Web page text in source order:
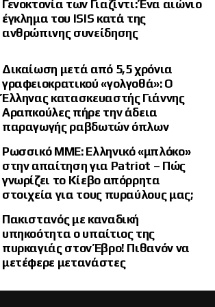
Γενοκτονία των Γιαζίντι: Ένα αιώνιο
έγκλημα του ISIS κατά της
ανθρώπινης συνείδησης
Δικαίωση μετά από 5,5 χρόνια
γραφειοκρατικού «γολγοθά»: Ο
Έλληνας κατασκευαστής Γιάννης
Αραπκούλες πήρε την άδεια
παραγωγής ραβδωτών όπλων
Ρωσσικό ΜΜΕ: Ελληνικό «μπλόκο»
στην απαίτηση για Patriot – Πώς
γνωρίζει το Κίεβο απόρρητα
στοιχεία για τους πυραύλους μας;
Πακιστανός με καναδική
υπηκοότητα ο υπαίτιος της
πυρκαγιάς στον Έβρο! Πιθανόν να
μετέφερε μετανάστες